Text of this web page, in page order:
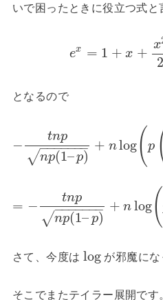
いで困ったときに役立つ式と
ex = 1 + x +
x
2
となるので
−
tnp
np(1–p)
− −
−−−−−
√
+ nlog(p
= −
tnp
np(1– p)
− −
−−−−−
√
+ n log(
さて、今度は log が邪魔にな
そこでまたテイラー展開です